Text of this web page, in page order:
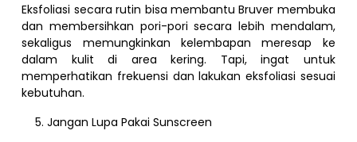
Eksfoliasi secara rutin bisa membantu Bruver membuka
dan membersihkan pori-pori secara lebih mendalam,
sekaligus memungkinkan kelembapan meresap ke
dalam kulit di area kering. Tapi, ingat untuk
memperhatikan frekuensi dan lakukan eksfoliasi sesuai
kebutuhan.
Jangan Lupa Pakai Sunscreen